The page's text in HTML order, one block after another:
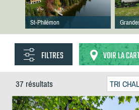
St-Philémon
FILTRES VOIR LA
37 résultats TRI